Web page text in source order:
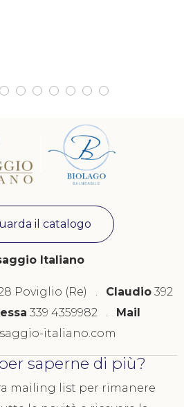
il catalogo
Italiano
Poviglio (Re) . Claudio 392
339 4359982 . Mail
italiano.com
saperne di più?
mailing list per rimanere